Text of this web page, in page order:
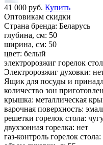
41 000 руб. Купить
Оптовикам скидки
Страна бренда: Беларусь
глубина, см: 50
ширина, см: 50
цвет: белый
электророзжиг горелок
Электророзжиг духовки:
Ящик для посуды и
количество зон
крышка: металлическая
варочная поверхность:
решетки горелок стола:
двухзонная горелка: нет
газ-контроль горелок стола: